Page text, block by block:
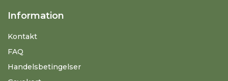
Information
Kontakt
FAQ
Handelsbetingelser